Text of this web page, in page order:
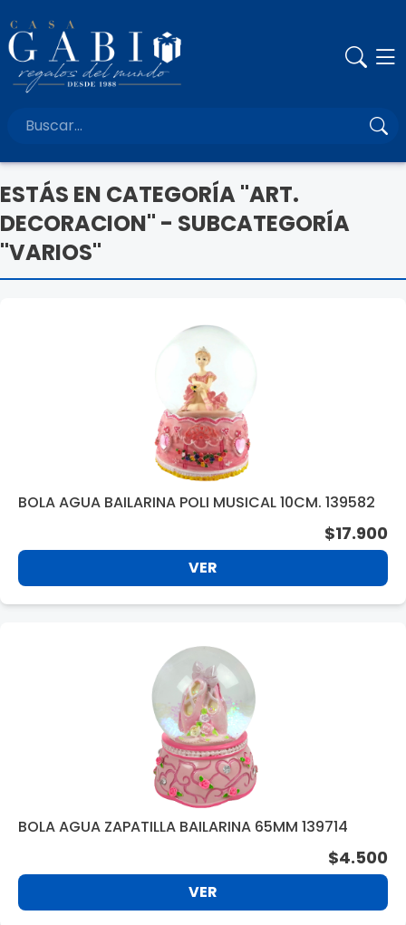
ESTÁS EN CATEGORÍA "ART.
DECORACION" - SUBCATEGORÍA
"VARIOS"
BOLA AGUA BAILARINA POLI MUSICAL 10CM. 139582
$17.900
VER
BOLA AGUA ZAPATILLA BAILARINA 65MM 139714
$4.500
VER